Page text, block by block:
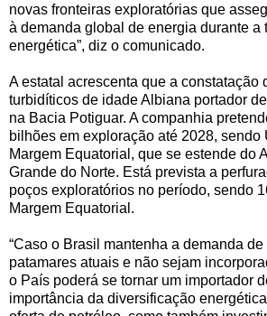
novas fronteiras exploratórias que
à demanda global de energia durante a
energética”, diz o comunicado.
A estatal acrescenta que a constatação
turbidíticos de idade Albiana portador
na Bacia Potiguar. A companhia
bilhões em exploração até 2028, sendo
Margem Equatorial, que se estende do
Grande do Norte. Está prevista a
poços exploratórios no período, sendo
Margem Equatorial.
“Caso o Brasil mantenha a demanda
patamares atuais e não sejam
o País poderá se tornar um importador
importância da diversificação